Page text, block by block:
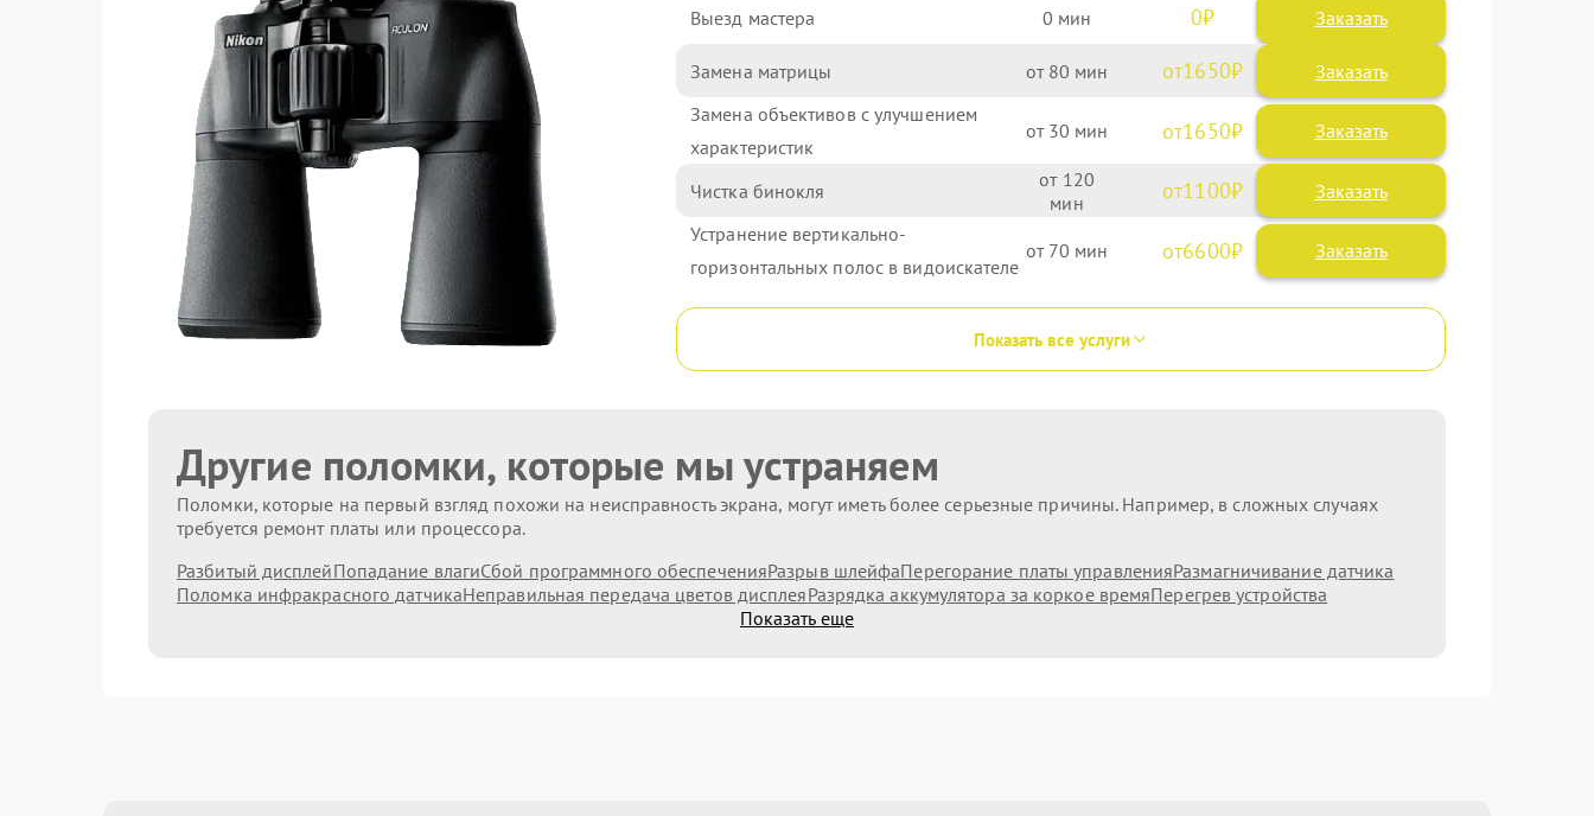
Выезд мастера 0 0 Заказать
Замена матрицы 80 1650
Замена объективов с улучшением
характеристик
30 1650
Чистка бинокля 120 1100
Устранение вертикально-
горизонтальных полос в видоискателе
70 6600
Показать все услуги
Другие поломки, которые мы устраняем
Поломки, которые на первый взгляд похожи на неисправность экрана, могут иметь более серьезные причины. Например, в сложных случаях
требуется ремонт платы или процессора.
Разбитый дисплейПопадание влагиСбой программного обеспеченияРазрыв шлейфаПерегорание платы управленияРазмагничивание датчика
Поломка инфракрасного датчикаНеправильная передача цветов дисплеяРазрядка аккумулятора за коркое времяПерегрев устройства
Показать еще